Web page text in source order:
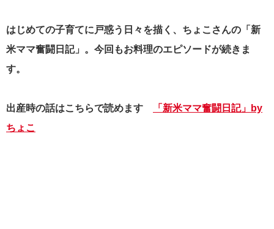
はじめての子育てに戸惑う日々を描く、ちょこさんの「新
米ママ奮闘日記」。今回もお料理のエピソードが続きま
す。
出産時の話はこちらで読めます
「新米ママ奮闘日記」by
ちょこ